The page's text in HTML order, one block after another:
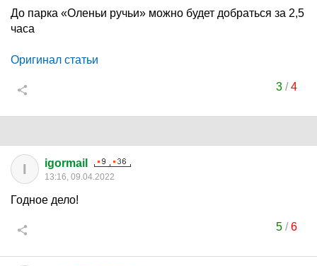
До парка «Оленьи ручьи» можно будет добраться за 2,5
часа
Оригинал статьи
3/4
I igormail
13:16, 09.04.2022
Годное дело!
5/6